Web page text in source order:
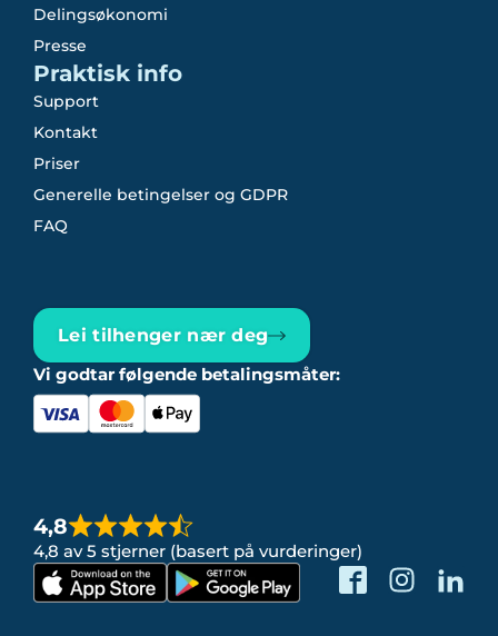
Delingsøkonomi
Presse
Praktisk info
Support
Kontakt
Priser
Generelle betingelser og GDPR
FAQ
Lei tilhenger nær deg
Vi godtar følgende betalingsmåter:
4,8
4,8 av 5 stjerner (basert på vurderinger)